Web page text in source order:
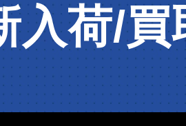
入荷/買